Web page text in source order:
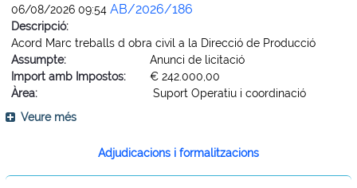
06/08/2026 09:54 AB/2026/186
Descripció:
Acord Marc treballs d obra civil a la Direcció de Producció
Assumpte:
Anunci de licitació
Import amb Impostos:
€ 242.000,00
Àrea:
Suport Operatiu i coordinació
Veure més
Adjudicacions i formalitzacions